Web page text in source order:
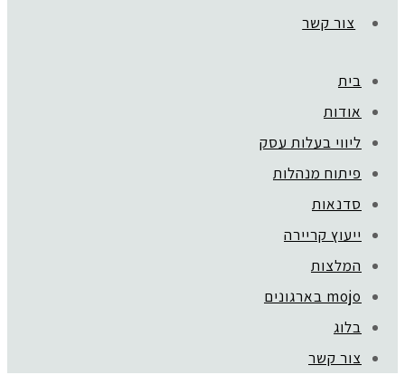
צור קשר
בית
אודות
ליווי בעלות עסק
פיתוח מנהלות
סדנאות
ייעוץ קריירה
המלצות
mojo בארגונים
בלוג
צור קשר
קהילת סלוניקי 1, תל אביב |
© כל הזכויות שמורות לגלית שול |
נסטיה פייביש| ביצוע:zivuch